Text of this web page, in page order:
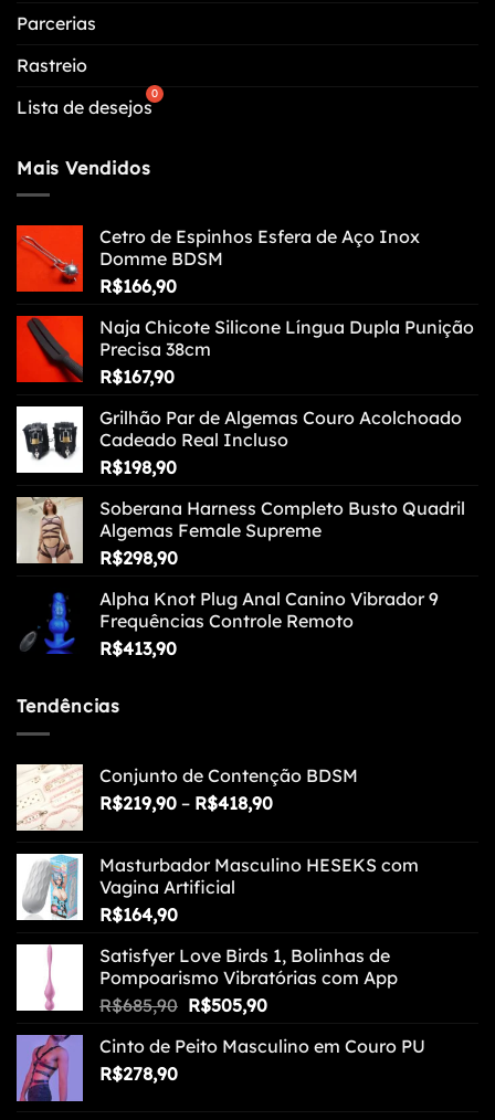
Parcerias
Rastreio
Lista de desejos
Mais Vendidos
Cetro de Espinhos Esfera de Aço Inox
Domme BDSM
R$166,90
Naja Chicote Silicone Língua Dupla Punição
Precisa 38cm
R$167,90
Grilhão Par de Algemas Couro Acolchoado
Cadeado Real Incluso
R$198,90
Soberana Harness Completo Busto Quadril
Algemas Female Supreme
R$298,90
Alpha Knot Plug Anal Canino Vibrador 9
Frequências Controle Remoto
R$413,90
Tendências
Conjunto de Contenção BDSM
R$219,90 – R$418,90Faixa
R$219,90
Masturbador Masculino HESEKS com
Vagina Artificial
R$164,90
Satisfyer Love Birds 1, Bolinhas de
Pompoarismo Vibratórias com App
R$685,90 O
original
R$505,90O
atual
Cinto de Peito Masculino em Couro PU
R$278,90